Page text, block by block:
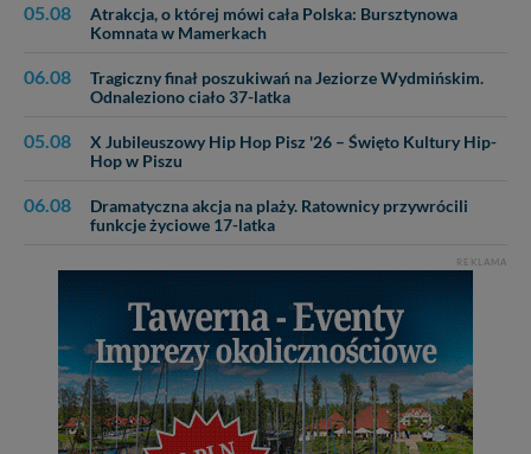
05.08
Atrakcja, o której mówi cała Polska: Bursztynowa
Komnata w Mamerkach
06.08
Tragiczny finał poszukiwań na Jeziorze Wydmińskim.
Odnaleziono ciało 37-latka
05.08
X Jubileuszowy Hip Hop Pisz '26 – Święto Kultury Hip-
Hop w Piszu
06.08
Dramatyczna akcja na plaży. Ratownicy przywrócili
funkcje życiowe 17-latka
REKLAMA